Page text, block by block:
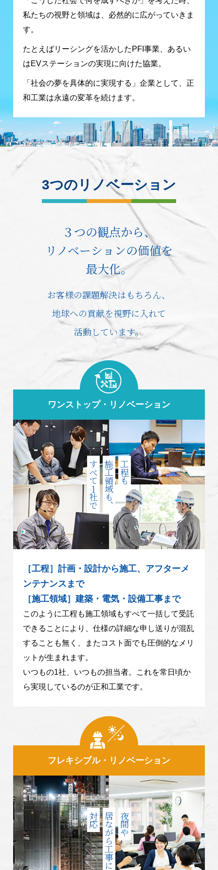
私たちの視野と領域は、 必然的に広がっていきま
す。
たとえばリーシングを活かしたPFI事業、 あるい
はEVステーションの実現に向けた協業。
「社会の夢を具体的に実現する」 企業として、 正
和工業は永遠の変革を続けます。
3つのリノベーション
３つの観点から、
リノベーションの価値を
最大化。
お客様の課題解決はもちろん、
地球への貢献を視野に入れて
活動しています。
ワンストップ・リノベーション
工程も
施工領域も、
すべて1社で
［工程］計画・設計から施工、アフターメ
ンテナンスまで
［施工領域］建築・電気・設備工事まで
このように工程も施工領域もすべて一括して受託
できることにより、仕様の詳細な申し送りが混乱
することも無く、またコスト面でも圧倒的なメリ
ットが生まれます。
いつもの1社、いつもの担当者。これを常日頃か
ら実現しているのが正和工業です。
フレキシブル・リノベーション
夜間や
居ながら工事に
対応